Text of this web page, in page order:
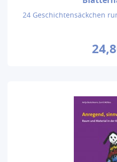
24 Geschichtensäckchen